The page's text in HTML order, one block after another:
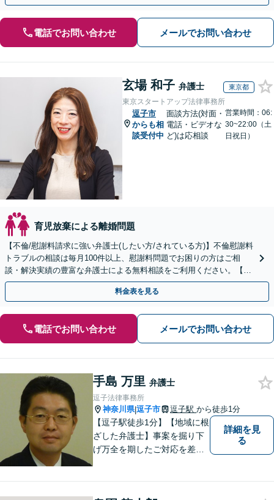
電話でお問い合わせ メールでお問い合わせ
玄場 和子 弁護士 東京都
東京スタートアップ法律事務所
逗子市
からも相
談受付中
面談方法(対面・
電話・ビデオな
ど)は応相談
営業時間：06:
30~22:00（土
日祝日）
育児放棄による離婚問題
【不倫/慰謝料請求に強い弁護士(したい方/されている方)】不倫慰謝料
トラブルの相談は毎月100件以上、慰謝料問題でお困りの方はご相
談・解決実績の豊富な弁護士による無料相談をご利用ください。【初
回相談０円(電話)】【全国対応】
料金表を見る
電話でお問い合わせ メールでお問い合わせ
手島 万里 弁護士
逗子法律事務所
神奈川県|逗子市 逗子駅 から徒歩1分
【逗子駅徒歩1分】【地域に根
ざした弁護士】事案を掘り下
げ万全を期したご対応を差し
詳細を見
る